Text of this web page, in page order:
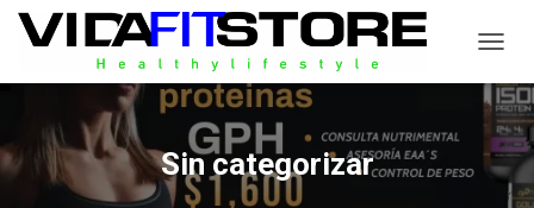
Sin categorizar